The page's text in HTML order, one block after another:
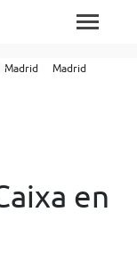
Madrid
Madrid
en